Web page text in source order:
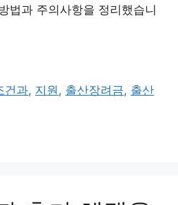
법과 주의사항을 정리했습니
건과, 지원 , 출산장려금, 출산